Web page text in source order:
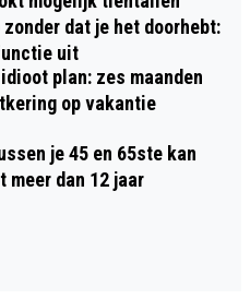
dat je het doorhebt:
uit
plan: zes maanden
op vakantie
je 45 en 65ste kan
meer dan 12 jaar